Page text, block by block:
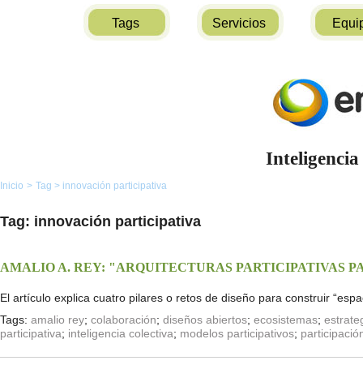
Tags Servicios
Inicio > Tag > innovación participativa
Tag: innovación participativa
AMALIO A. REY: "ARQUITECTURAS PARTICIPATIVAS
El artículo explica cuatro pilares o retos de diseño para construir
Tags: amalio rey; colaboración; diseños abiertos; ecosistemas;
participativa; inteligencia colectiva; modelos participativos;